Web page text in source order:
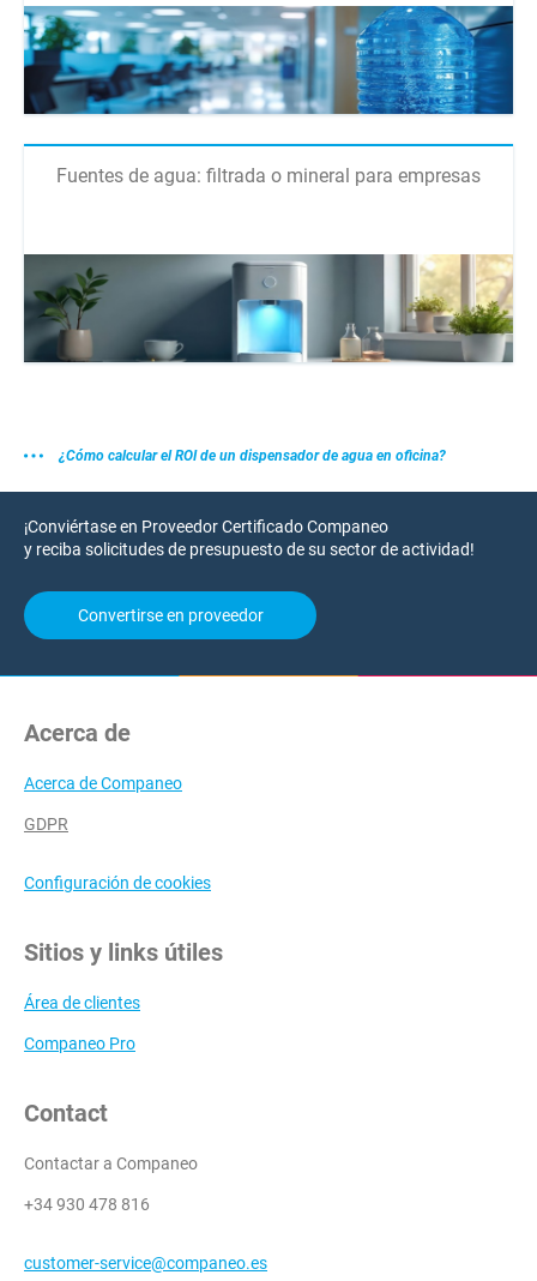
Fuentes de agua: filtrada o mineral para empresas
¿Cómo calcular el ROI de un dispensador de agua en oficina?
¡Conviértase en Proveedor Certificado Companeo
y reciba solicitudes de presupuesto de su sector de actividad!
Convertirse en proveedor
Acerca de
Acerca de Companeo
GDPR
Configuración de cookies
Sitios y links útiles
Área de clientes
Companeo Pro
Contact
Contactar a Companeo
+34 930 478 816
customer-service@companeo.es